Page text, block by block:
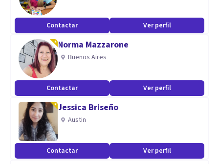
Contactar Ver perfil
Norma Mazzarone
Buenos Aires
Contactar Ver perfil
Jessica Briseño
Austin
Contactar Ver perfil